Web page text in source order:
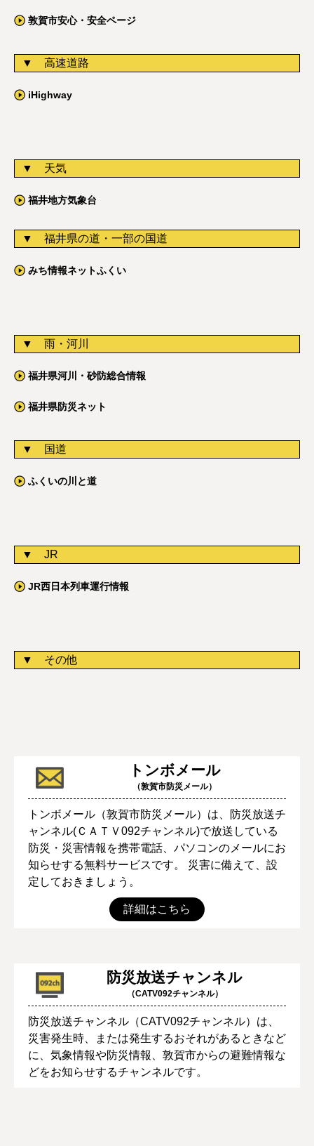
敦賀市安心・安全ページ
高速道路
iHighway
天気
福井地方気象台
国道
ふくいの川と道
JR
JR西日本列車運行情報
その他
福井県の道・一部の国道
みち情報ネットふくい
雨・河川
福井県河川・砂防総合情報
福井県防災ネット
トンボメール
（敦賀市防災メール）
トンボメール（敦賀市防災メール）は、防災放送チ
ャンネル(ＣＡＴＶ092チャンネル)で放送している
防災・災害情報を携帯電話、パソコンのメールにお
知らせする無料サービスです。 災害に備えて、設
定しておきましょう。
詳細はこちら
防災放送チャンネル
（CATV092チャンネル）
防災放送チャンネル（CATV092チャンネル）は、
災害発生時、または発生するおそれがあるときなど
に、気象情報や防災情報、敦賀市からの避難情報な
どをお知らせするチャンネルです。